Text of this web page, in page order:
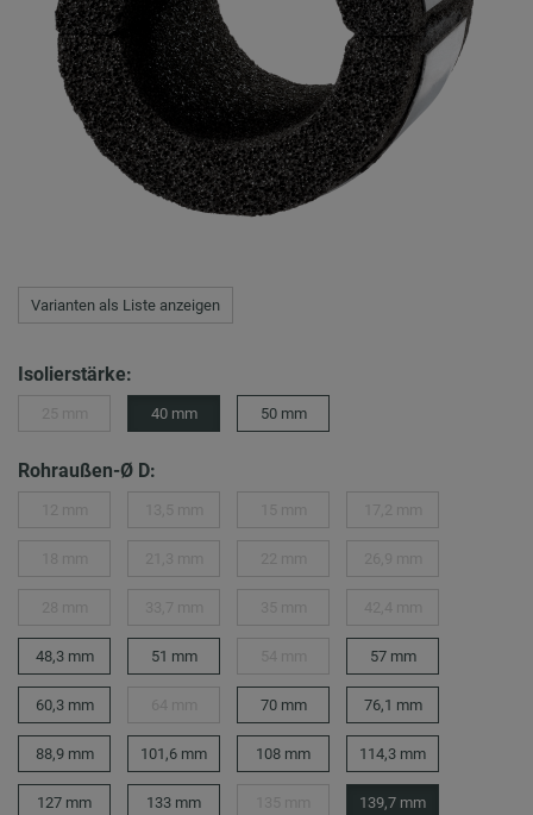
Varianten als Liste anzeigen
Isolierstärke:
40 mm 50 mm
Rohraußen-Ø D:
48,3 mm 51 mm 57 mm
60,3 mm 70 mm 76,1 mm
88,9 mm 101,6 mm 108 mm 114,3 mm
127 mm 133 mm 139,7 mm